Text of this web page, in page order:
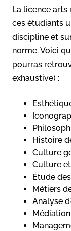
La licence arts
ces étudiants
discipline et
norme. Voici
pourras
exhaustive) :
Histoire
Culture
Culture
Étude
Métiers
Analyse